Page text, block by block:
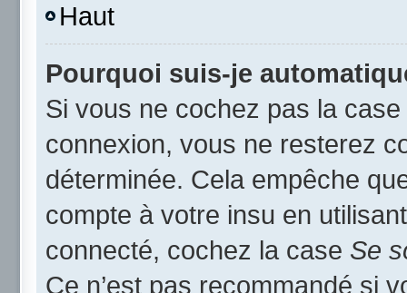
Haut
Pourquoi suis-je
Si vous ne cochez pas la case
connexion, vous ne resterez
déterminée. Cela empêche
compte à votre insu en
connecté, cochez la case Se
Ce n’est pas recommandé si